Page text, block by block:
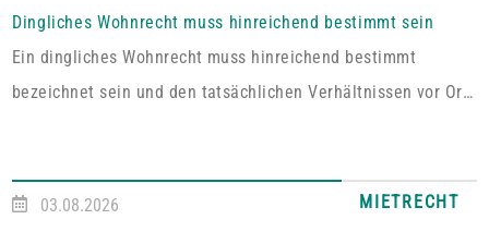
Dingliches Wohnrecht muss hinreichend bestimmt sein
Ein dingliches Wohnrecht muss hinreichend bestimmt
bezeichnet sein und den tatsächlichen Verhältnissen vor Ort
Oberlandesgericht Zweibrücken entschiedenen Fall umfasste
03.08.2026 MIETRECHT